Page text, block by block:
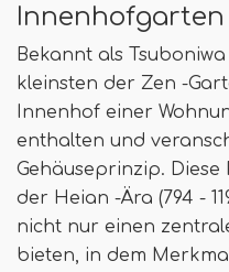
Innenhofgarten
Bekannt als
kleinsten der Zen -
Innenhof einer
enthalten und
Gehäuseprinzip. Diese
der Heian -Ära (794 -
nicht nur einen
bieten, in dem